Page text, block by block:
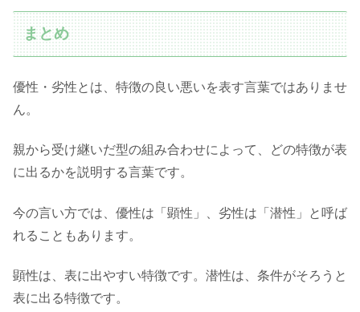
まとめ
優性・劣性とは、特徴の良い悪いを表す言葉ではありませ
ん。
親から受け継いだ型の組み合わせによって、どの特徴が表
に出るかを説明する言葉です。
今の言い方では、優性は「顕性」、劣性は「潜性」と呼ば
れることもあります。
顕性は、表に出やすい特徴です。潜性は、条件がそろうと
表に出る特徴です。